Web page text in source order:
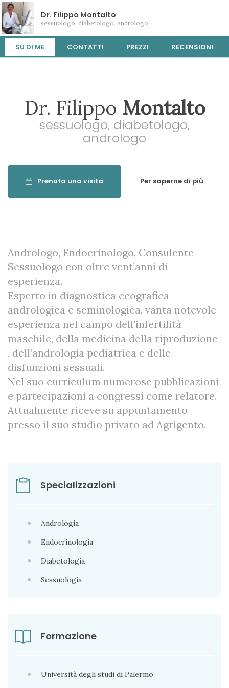
Dr. Filippo Montalto
sessuologo, diabetologo, andrologo
SU DI ME CONTATTI PREZZI RECENSIONI
Dr. Filippo Montalto
sessuologo, diabetologo,
andrologo
Prenota una visita Per saperne di più
Andrologo, Endocrinologo, Consulente
Sessuologo con oltre vent’anni di
esperienza.
Esperto in diagnostica ecografica
andrologica e seminologica, vanta notevole
esperienza nel campo dell’infertilità
maschile, della medicina della riproduzione
, dell’andrologia pediatrica e delle
disfunzioni sessuali.
Nel suo curriculum numerose pubblicazioni
e partecipazioni a congressi come relatore.
Attualmente riceve su appuntamento
presso il suo studio privato ad Agrigento.
Specializzazioni
Andrologia
Endocrinologia
Diabetologia
Sessuologia
Formazione
Università degli studi di Palermo